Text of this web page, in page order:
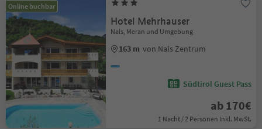
Online buchbar
Hotel Mehrhauser
Nals, Meran und Umgebung
163 m von Nals Zentrum
Südtirol Guest Pass
ab 170€
1 Nacht / 2 Personen Inkl. MwSt.